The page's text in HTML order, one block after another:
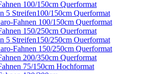
100/150cm Querformat
5 Streifen100/150cm Querformat
Fahnen 100/150cm Querformat
150/250cm Ouerformat
5 Streifen150/250cm Ouerformat
Fahnen 150/250cm Querformat
200/350cm Querformat
75/150cm Hochformat